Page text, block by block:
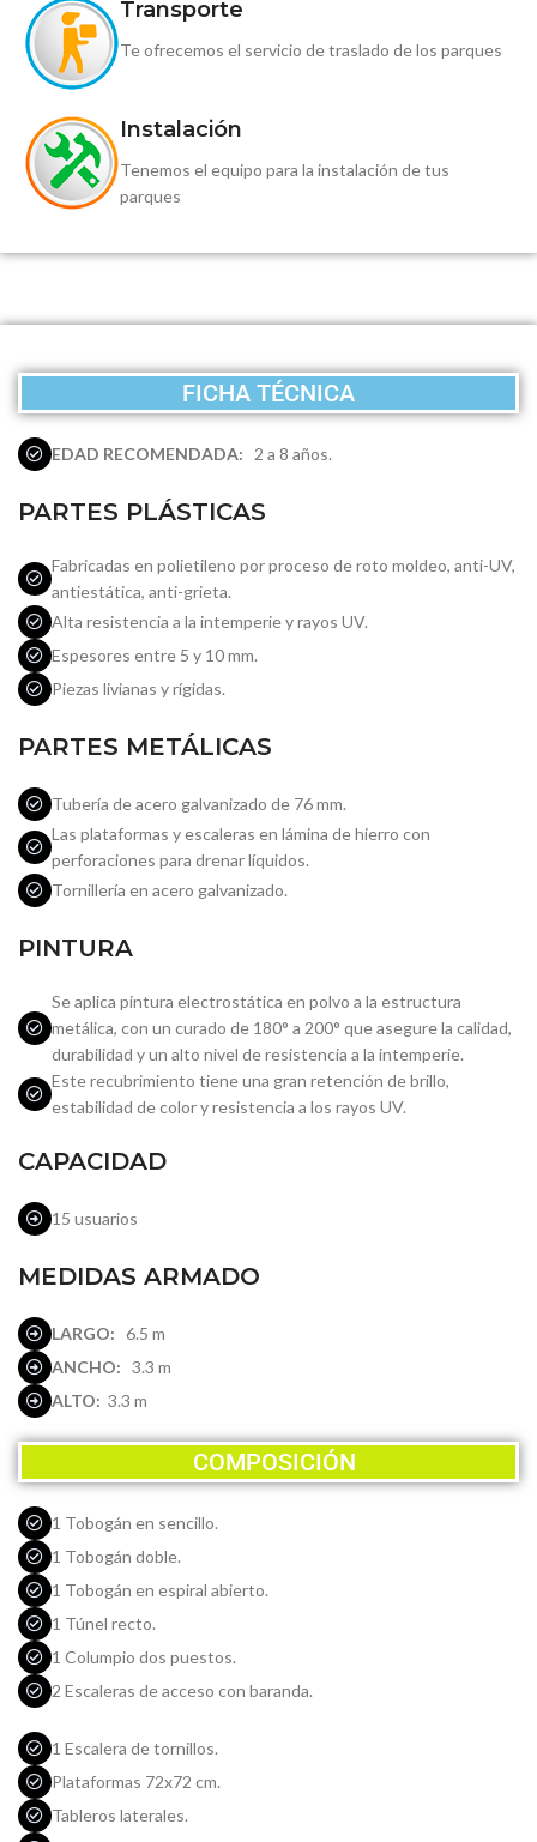
Transporte
Te ofrecemos el servicio de traslado de los parques
Instalación
Tenemos el equipo para la instalación de tus
parques
FICHA TÉCNICA
EDAD RECOMENDADA: 2 a 8 años.
PARTES PLÁSTICAS
Fabricadas en polietileno por proceso de roto moldeo, anti-UV,
antiestática, anti-grieta.
Alta resistencia a la intemperie y rayos UV.
Espesores entre 5 y 10 mm.
Piezas livianas y rígidas.
PARTES METÁLICAS
Tubería de acero galvanizado de 76 mm.
Las plataformas y escaleras en lámina de hierro con
perforaciones para drenar líquidos.
Tornillería en acero galvanizado.
PINTURA
Se aplica pintura electrostática en polvo a la estructura
metálica, con un curado de 180° a 200° que asegure la calidad,
durabilidad y un alto nivel de resistencia a la intemperie.
Este recubrimiento tiene una gran retención de brillo,
estabilidad de color y resistencia a los rayos UV.
CAPACIDAD
15 usuarios
MEDIDAS ARMADO
LARGO: 6.5 m
ANCHO: 3.3 m
ALTO: 3.3 m
COMPOSICIÓN
1 Tobogán en sencillo.
1 Tobogán doble.
1 Tobogán en espiral abierto.
1 Túnel recto.
1 Columpio dos puestos.
2 Escaleras de acceso con baranda.
1 Escalera de tornillos.
Plataformas 72x72 cm.
Tableros laterales.